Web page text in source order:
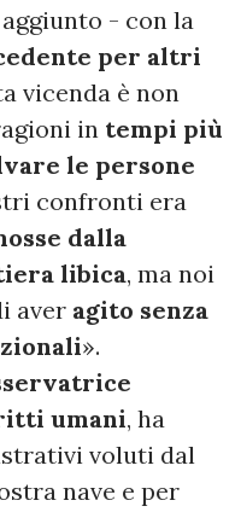
- con la
per altri
vicenda è non
in tempi più
le persone
confronti era
dalla
libica, ma noi
aver agito senza
».
umani, ha
voluti dal
nave e per